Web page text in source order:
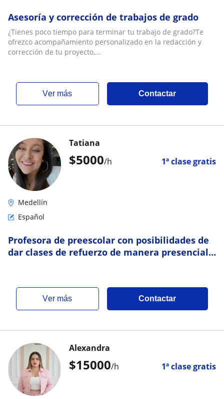
Asesoría y corrección de trabajos de grado
¿Tienes poco tiempo para terminar tu trabajo de grado?Te
ofrezco acompañamiento personalizado en la redacción y
corrección de tu proyecto,...
ver más Contactar
$5000/h 1ª clase gratis
Tatiana
Medellín
Español
Profesora de preescolar con posibilidades de
dar clases de refuerzo de manera presencial y
ver más Contactar
$15000/h 1ª clase gratis
Alexandra